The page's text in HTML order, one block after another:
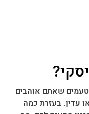
שאתם אוהבים
עדין. בעזרת כמה